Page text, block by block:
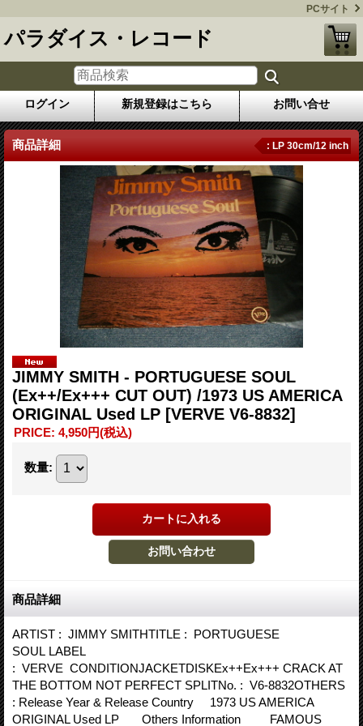
PCサイト
パラダイス・レコード
ログイン 新規登録はこちら お問い合せ
商品詳細 : LP 30cm/12 inch
JIMMY SMITH - PORTUGUESE SOUL
(Ex++/Ex+++ CUT OUT) /1973 US AMERICA
ORIGINAL Used LP [VERVE V6-8832]
PRICE: 4,950円(税込)
数量:
商品詳細
ARTIST : JIMMY SMITHTITLE : PORTUGUESE
SOUL LABEL
: VERVE CONDITIONJACKETDISKEx++Ex+++ CRACK AT
THE BOTTOM NOT PERFECT SPLITNo. : V6-8832OTHERS
: Release Year & Release Country 1973 US AMERICA
ORIGINAL Used LP Others Information FAMOUS